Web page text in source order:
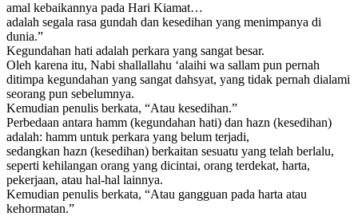
amal kebaikannya pada Hari Kiamat…
adalah segala rasa gundah dan kesedihan yang menimpanya di
dunia.”
Kegundahan hati adalah perkara yang sangat besar.
Oleh karena itu, Nabi shallallahu ‘alaihi wa sallam pun pernah
ditimpa kegundahan yang sangat dahsyat, yang tidak pernah dialami
seorang pun sebelumnya.
Kemudian penulis berkata, “Atau kesedihan.”
Perbedaan antara hamm (kegundahan hati) dan hazn (kesedihan)
adalah: hamm untuk perkara yang belum terjadi,
sedangkan hazn (kesedihan) berkaitan sesuatu yang telah berlalu,
seperti kehilangan orang yang dicintai, orang terdekat, harta,
pekerjaan, atau hal-hal lainnya.
Kemudian penulis berkata, “Atau gangguan pada harta atau
kehormatan.”